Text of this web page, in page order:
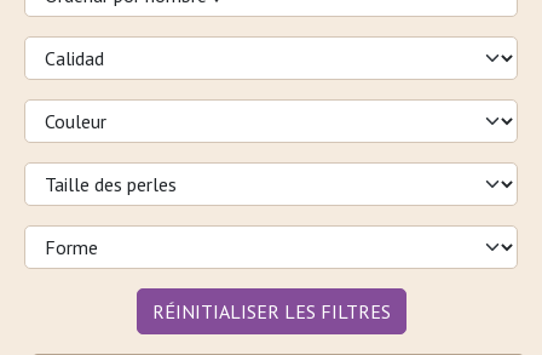
RÉINITIALISER LES FILTRES